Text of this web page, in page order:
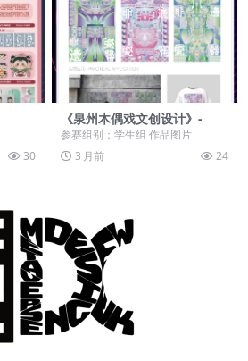
30
《泉州木偶戏文创设计》-
参赛组别：学生组 作品图片
3 月前
24